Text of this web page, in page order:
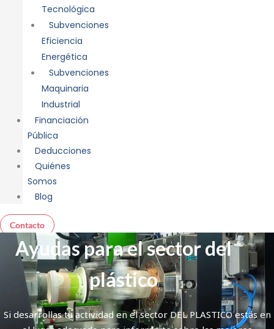
Tecnológica
Subvenciones
Eficiencia
Energética
Subvenciones
Maquinaria
Industrial
Financiación
Pública
Deducciones
Quiénes
Somos
Blog
Contacto
Ayudas para el sector del
plástico
Si desarrollas tu actividad en el sector DEL PLASTICO estás en